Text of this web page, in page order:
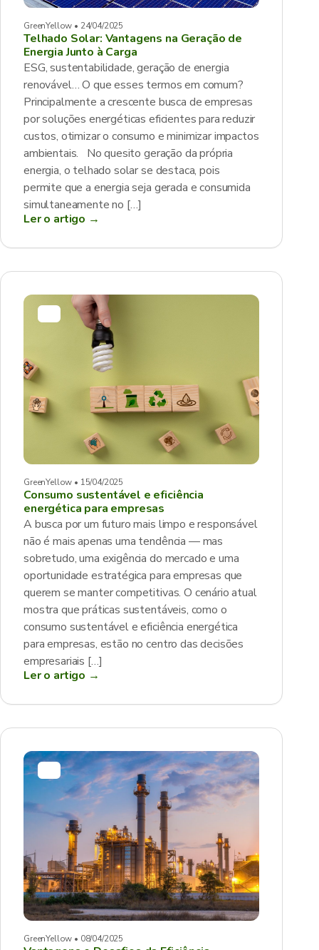
GreenYellow • 24/04/2025
Telhado Solar: Vantagens na Geração de
Energia Junto à Carga
ESG, sustentabilidade, geração de energia
renovável… O que esses termos em comum?
Principalmente a crescente busca de empresas
por soluções energéticas eficientes para reduzir
custos, otimizar o consumo e minimizar impactos
ambientais. No quesito geração da própria
energia, o telhado solar se destaca, pois
permite que a energia seja gerada e consumida
simultaneamente no […]
Ler o artigo →
GreenYellow • 15/04/2025
Consumo sustentável e eficiência
energética para empresas
A busca por um futuro mais limpo e responsável
não é mais apenas uma tendência — mas
sobretudo, uma exigência do mercado e uma
oportunidade estratégica para empresas que
querem se manter competitivas. O cenário atual
mostra que práticas sustentáveis, como o
consumo sustentável e eficiência energética
para empresas, estão no centro das decisões
empresariais […]
Ler o artigo →
GreenYellow • 08/04/2025